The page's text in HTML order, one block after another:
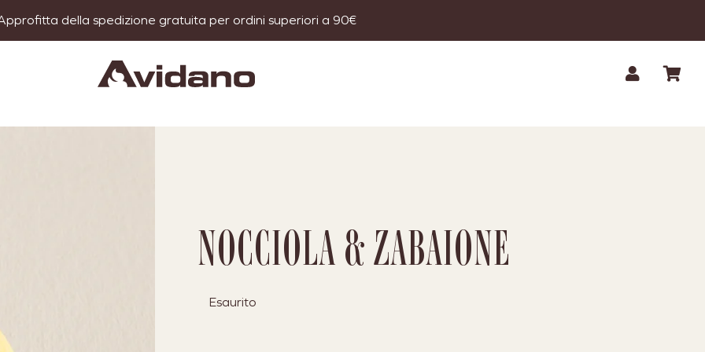
della spedizione gratuita per ordini superiori a 90€
NOCCIOLA & ZABAIONE
Esaurito